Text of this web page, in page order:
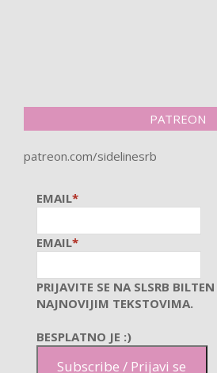
PATREON
patreon.com/sidelinesrb
EMAIL*
EMAIL*
PRIJAVITE SE NA SLSRB
NAJNOVIJIM TEKSTOVIMA.
BESPLATNO JE :)
Subscribe / Prijavi se